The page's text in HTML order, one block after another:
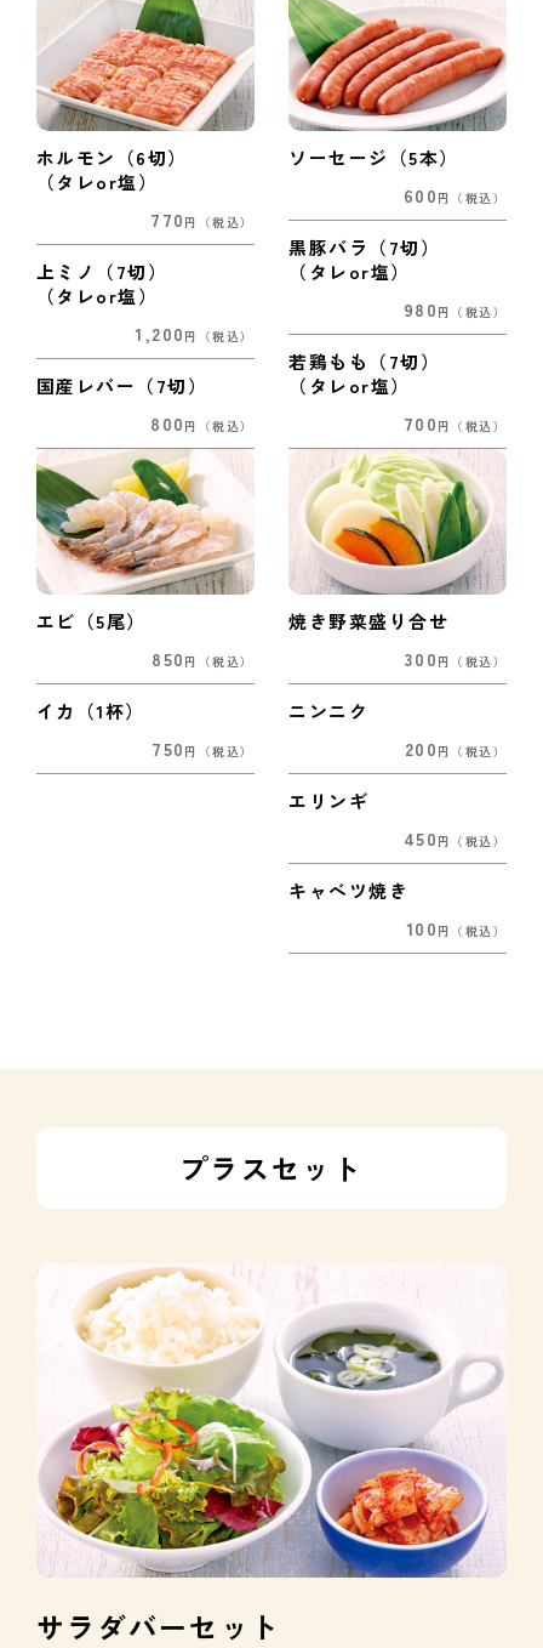
ホルモン（6切）
（タレor塩）
770 円 （税込）
上ミノ（7切）
（タレor塩）
1,200 円 （税込）
国産レバー（7切）
800 円 （税込）
ソーセージ（5本）
600 円 （税込）
黒豚バラ（7切）
（タレor塩）
980 円 （税込）
若鶏もも（7切）
（タレor塩）
700 円 （税込）
エビ（5尾）
850 円 （税込）
イカ（1杯）
750 円 （税込）
焼き野菜盛り合せ
300 円 （税込）
ニンニク
200 円 （税込）
エリンギ
450 円 （税込）
キャベツ焼き
100 円 （税込）
プラスセット
サラダバーセット